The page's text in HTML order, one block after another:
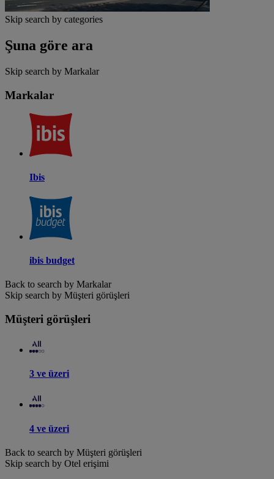
Skip search by categories
Şuna göre ara
Skip search by Markalar
Markalar
Ibis
ibis budget
Back to search by Markalar
Skip search by Müşteri görüşleri
Müşteri görüşleri
3 ve üzeri
4 ve üzeri
Back to search by Müşteri görüşleri
Skip search by Otel erişimi